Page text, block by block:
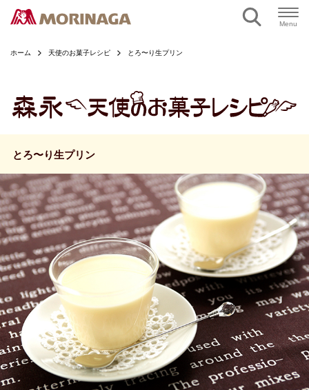
Menu
ホーム 天使のお菓子レシピ とろ〜り生プリン
とろ〜り生プリン